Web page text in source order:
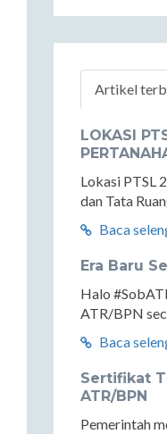
Artikel
LOKASI
Lokasi PTSL
dan Tata
Baca
Era Baru
Halo
ATR/BPN
Baca
Sertifikat
ATR/BPN
Pemerintah